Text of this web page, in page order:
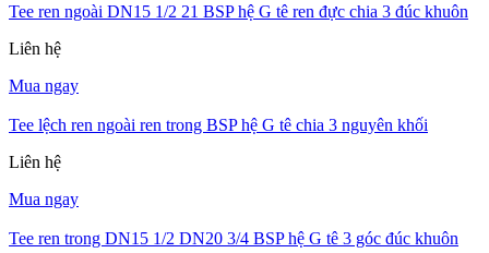
Tee ren ngoài DN15 1/2 21 BSP hệ G tê ren đực chia 3 đúc khuôn
Liên hệ
Mua ngay
Tee lệch ren ngoài ren trong BSP hệ G tê chia 3 nguyên khối
Liên hệ
Mua ngay
Tee ren trong DN15 1/2 DN20 3/4 BSP hệ G tê 3 góc đúc khuôn